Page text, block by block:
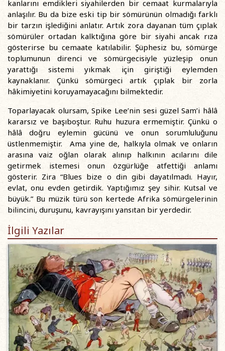
kanlarını emdikleri siyahilerden bir cemaat kurmalarıyla
anlaşılır. Bu da bize eski tip bir sömürünün olmadığı farklı
bir tarzın işlediğini anlatır. Artık zora dayanan tüm çıplak
sömürüler ortadan kalktığına göre bir siyahi ancak rıza
gösterirse bu cemaate katılabilir. Şüphesiz bu, sömürge
toplumunun direnci ve sömürgecisiyle yüzleşip onun
yarattığı sistemi yıkmak için giriştiği eylemden
kaynaklanır. Çünkü sömürgeci artık çıplak bir zorla
hâkimiyetini koruyamayacağını bilmektedir.
Toparlayacak olursam, Spike Lee’nin sesi güzel Sam’i hâlâ
kararsız ve başıboştur. Ruhu huzura ermemiştir. Çünkü o
hâlâ doğru eylemin gücünü ve onun sorumluluğunu
üstlenmemiştir. Ama yine de, halkıyla olmak ve onların
arasına vaiz oğlan olarak alınıp halkının acılarını dile
getirmek istemesi onun özgürlüğe atfettiği anlamı
gösterir. Zira “Blues bize o din gibi dayatılmadı. Hayır,
evlat, onu evden getirdik. Yaptığımız şey sihir. Kutsal ve
büyük.” Bu müzik türü son kertede Afrika sömürgelerinin
bilincini, duruşunu, kavrayışını yansıtan bir yerdedir.
İlgili Yazılar